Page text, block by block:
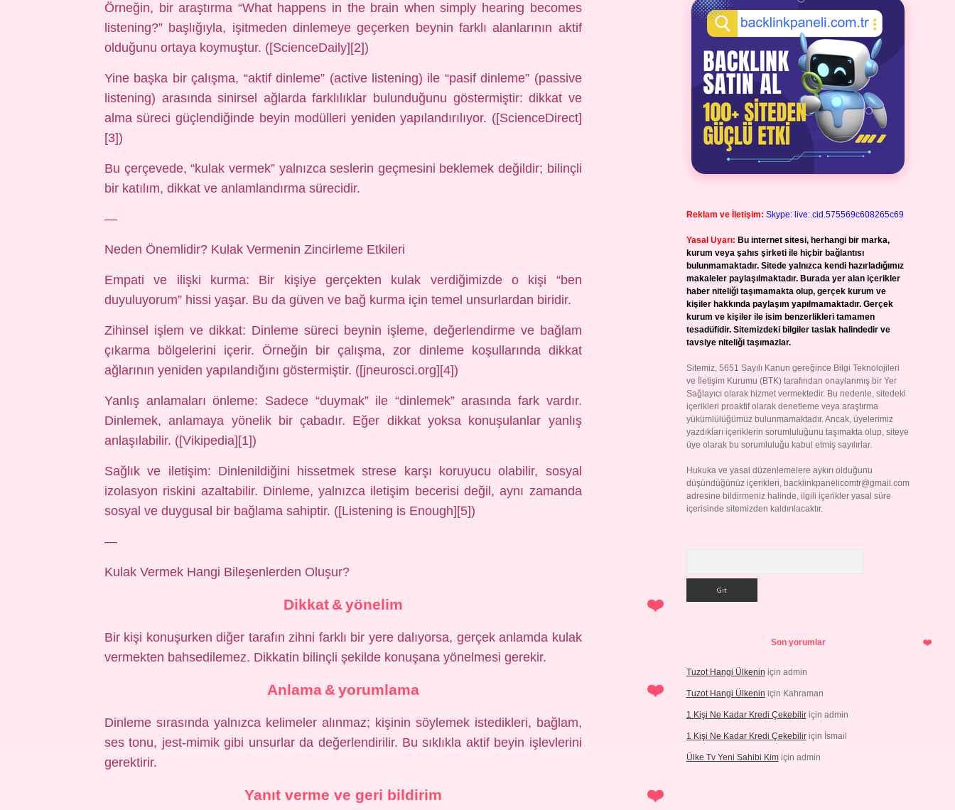
Örneğin, bir araştırma “What happens in the brain when simply hearing becomes
listening?” başlığıyla, işitmeden dinlemeye geçerken beynin farklı alanlarının aktif
olduğunu ortaya koymuştur. ([ScienceDaily][2])
Yine başka bir çalışma, “aktif dinleme” (active listening) ile “pasif dinleme” (passive
listening) arasında sinirsel ağlarda farklılıklar bulunduğunu göstermiştir: dikkat ve
alma süreci güçlendiğinde beyin modülleri yeniden yapılandırılıyor. ([ScienceDirect]
[3])
Bu çerçevede, “kulak vermek” yalnızca seslerin geçmesini beklemek değildir; bilinçli
bir katılım, dikkat ve anlamlandırma sürecidir.
—
Neden Önemlidir? Kulak Vermenin Zincirleme Etkileri
Empati ve ilişki kurma: Bir kişiye gerçekten kulak verdiğimizde o kişi “ben
duyuluyorum” hissi yaşar. Bu da güven ve bağ kurma için temel unsurlardan biridir.
Zihinsel işlem ve dikkat: Dinleme süreci beynin işleme, değerlendirme ve bağlam
çıkarma bölgelerini içerir. Örneğin bir çalışma, zor dinleme koşullarında dikkat
ağlarının yeniden yapılandığını göstermiştir. ([jneurosci.org][4])
Yanlış anlamaları önleme: Sadece “duymak” ile “dinlemek” arasında fark vardır.
Dinlemek, anlamaya yönelik bir çabadır. Eğer dikkat yoksa konuşulanlar yanlış
anlaşılabilir. ([Vikipedia][1])
Sağlık ve iletişim: Dinlenildiğini hissetmek strese karşı koruyucu olabilir, sosyal
izolasyon riskini azaltabilir. Dinleme, yalnızca iletişim becerisi değil, aynı zamanda
sosyal ve duygusal bir bağlama sahiptir. ([Listening is Enough][5])
—
Kulak Vermek Hangi Bileşenlerden Oluşur?
Dikkat & yönelim
Bir kişi konuşurken diğer tarafın zihni farklı bir yere dalıyorsa, gerçek anlamda kulak
vermekten bahsedilemez. Dikkatin bilinçli şekilde konuşana yönelmesi gerekir.
Anlama & yorumlama
Dinleme sırasında yalnızca kelimeler alınmaz; kişinin söylemek istedikleri, bağlam,
ses tonu, jest‑mimik gibi unsurlar da değerlendirilir. Bu sıklıkla aktif beyin işlevlerini
gerektirir.
Yanıt verme ve geri bildirim
Reklam ve İletişim: Skype: live:.cid.575569c608265c69
Yasal Uyarı: Bu internet sitesi, herhangi bir marka,
kurum veya şahıs şirketi ile hiçbir bağlantısı
bulunmamaktadır. Sitede yalnızca kendi hazırladığımız
makaleler paylaşılmaktadır. Burada yer alan içerikler
haber niteliği taşımamakta olup, gerçek kurum ve
kişiler hakkında paylaşım yapılmamaktadır. Gerçek
kurum ve kişiler ile isim benzerlikleri tamamen
tesadüfidir. Sitemizdeki bilgiler taslak halindedir ve
tavsiye niteliği taşımazlar.
Sitemiz, 5651 Sayılı Kanun gereğince Bilgi Teknolojileri
ve İletişim Kurumu (BTK) tarafından onaylanmış bir Yer
Sağlayıcı olarak hizmet vermektedir. Bu nedenle, sitedeki
içerikleri proaktif olarak denetleme veya araştırma
yükümlülüğümüz bulunmamaktadır. Ancak, üyelerimiz
yazdıkları içeriklerin sorumluluğunu taşımakta olup, siteye
üye olarak bu sorumluluğu kabul etmiş sayılırlar.
Hukuka ve yasal düzenlemelere aykırı olduğunu
düşündüğünüz içerikleri, backlinkpanelicomtr@gmail.com
adresine bildirmeniz halinde, ilgili içerikler yasal süre
içerisinde sitemizden kaldırılacaktır.
Son yorumlar
Tuzot Hangi Ülkenin için admin
Tuzot Hangi Ülkenin için Kahraman
1 Kişi Ne Kadar Kredi Çekebiliriçin admin
1 Kişi Ne Kadar Kredi Çekebiliriçin İsmail
Ülke Tv Yeni Sahibi Kimiçin admin